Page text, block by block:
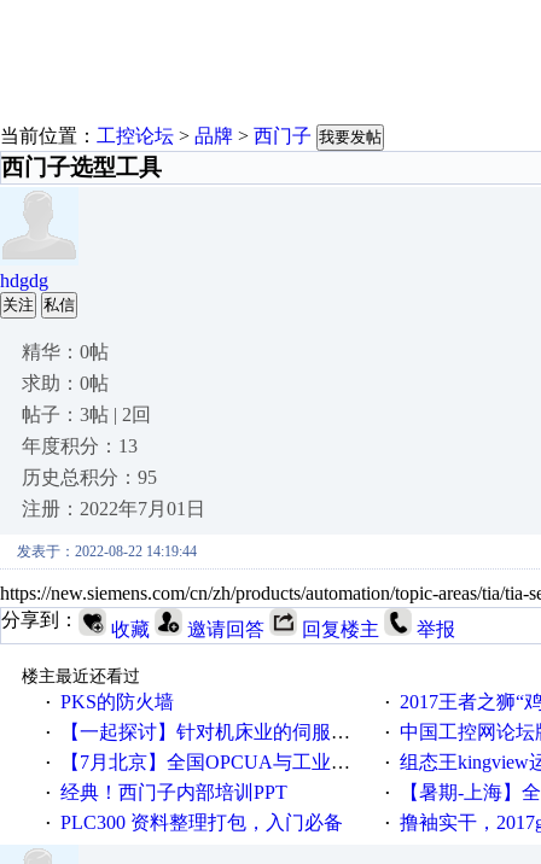
当前位置： 工控论坛 > 品牌 > 西门子 我要发帖
西门子选型工具
hdgdg
关注 私信
精华：0帖
求助：0帖
帖子：3帖 | 2回
年度积分：13
历史总积分：95
注册：2022年7月01日
发表于：2022-08-22 14:19:44
https://new.siemens.com/cn/zh/products/automation/topic-areas/
分享到：
收藏 邀请回答 回复楼主 举报
楼主最近还看过
· PKS的防火墙 · 2017王者之狮“鸡”情签到
· 【一起探讨】针对机床业的伺服系统发展，您的期望是什么？ · 中国工控网论坛版
· 【7月北京】全国OPCUA与工业互联技术培训班通知！ · 组态王kingview
· 经典！西门子内部培训PPT · 【暑期-上海】全国工业
· PLC300 资料整理打包，入门必备 · 撸袖实干，2017gongkong®第